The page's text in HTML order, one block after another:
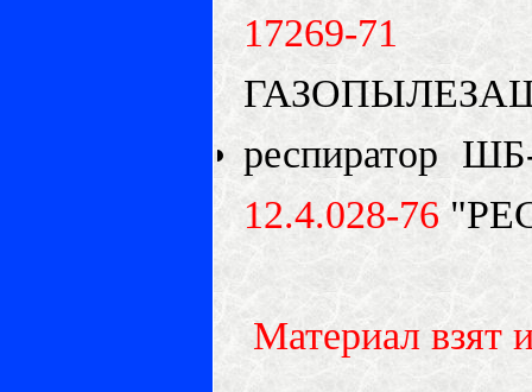
17269-71
респиратор
12.4.028-76
Материал взят